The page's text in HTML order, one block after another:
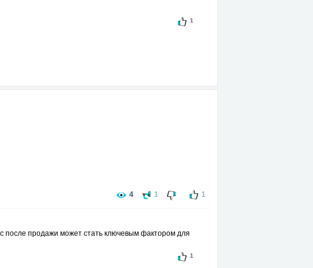
1
4 1 1
после продажи может стать ключевым фактором для
1